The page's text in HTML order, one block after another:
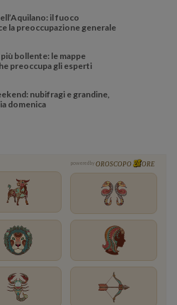
il fuoco
la preoccupazione generale
bollente: le mappe
preoccupa gli esperti
nubifragi e grandine,
domenica
powered by OROSCOPO ORE